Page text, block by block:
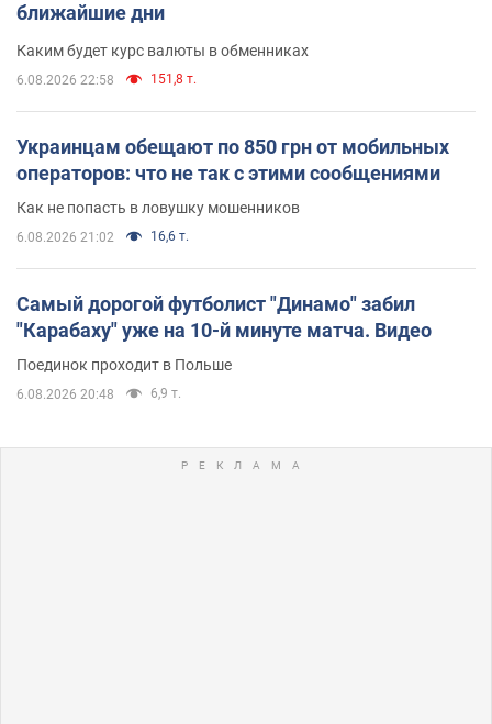
ближайшие дни
Каким будет курс валюты в обменниках
6.08.2026 22:58 151,8 т.
Украинцам обещают по 850 грн от мобильных
операторов: что не так с этими сообщениями
Как не попасть в ловушку мошенников
6.08.2026 21:02 16,6 т.
Самый дорогой футболист "Динамо" забил
"Карабаху" уже на 10-й минуте матча. Видео
Поединок проходит в Польше
6.08.2026 20:48 6,9 т.